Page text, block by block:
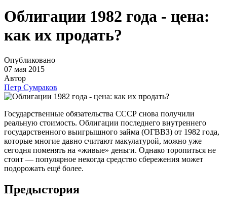
Облигации 1982 года - цена:
как их продать?
Опубликовано
07 мая 2015
Автор
Петр Сумраков
Государственные обязательства СССР снова получили
реальную стоимость. Облигации последнего внутреннего
государственного выигрышного займа (ОГВВЗ) от 1982 года,
которые многие давно считают макулатурой, можно уже
сегодня поменять на «живые» деньги. Однако торопиться не
стоит — популярное некогда средство сбережения может
подорожать ещё более.
Предыстория